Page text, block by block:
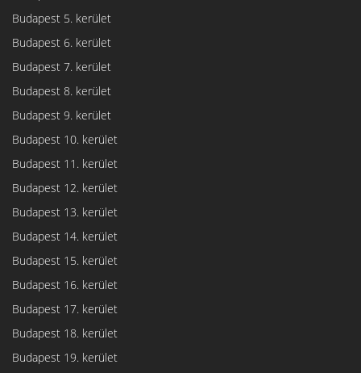
Budapest 5. kerület
Budapest 6. kerület
Budapest 7. kerület
Budapest 8. kerület
Budapest 9. kerület
Budapest 10. kerület
Budapest 11. kerület
Budapest 12. kerület
Budapest 13. kerület
Budapest 14. kerület
Budapest 15. kerület
Budapest 16. kerület
Budapest 17. kerület
Budapest 18. kerület
Budapest 19. kerület